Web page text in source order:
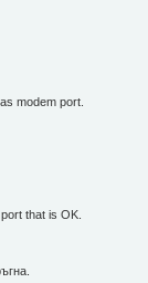
modem port.
that is OK.